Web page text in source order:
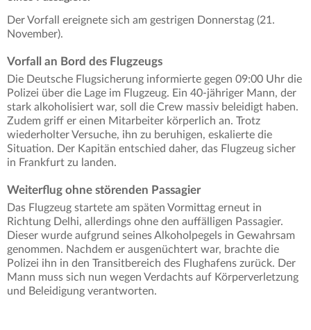
Der Vorfall ereignete sich am gestrigen Donnerstag (21.
November).
Vorfall an Bord des Flugzeugs
Die Deutsche Flugsicherung informierte gegen 09:00 Uhr die
Polizei über die Lage im Flugzeug. Ein 40-jähriger Mann, der
stark alkoholisiert war, soll die Crew massiv beleidigt haben.
Zudem griff er einen Mitarbeiter körperlich an. Trotz
wiederholter Versuche, ihn zu beruhigen, eskalierte die
Situation. Der Kapitän entschied daher, das Flugzeug sicher
in Frankfurt zu landen.
Weiterflug ohne störenden Passagier
Das Flugzeug startete am späten Vormittag erneut in
Richtung Delhi, allerdings ohne den auffälligen Passagier.
Dieser wurde aufgrund seines Alkoholpegels in Gewahrsam
genommen. Nachdem er ausgenüchtert war, brachte die
Polizei ihn in den Transitbereich des Flughafens zurück. Der
Mann muss sich nun wegen Verdachts auf Körperverletzung
und Beleidigung verantworten.